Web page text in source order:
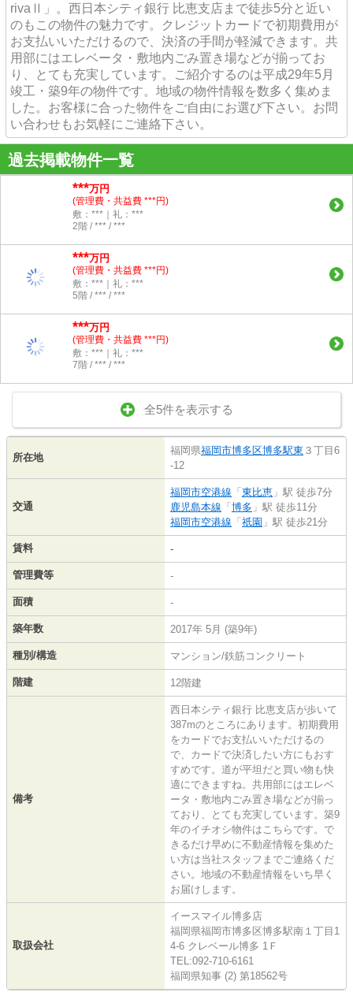
rivaⅡ」。西日本シティ銀行 比恵支店まで徒歩5分と近い
のもこの物件の魅力です。クレジットカードで初期費用が
お支払いいただけるので、決済の手間が軽減できます。共
用部にはエレベータ・敷地内ごみ置き場などが揃ってお
り、とても充実しています。ご紹介するのは平成29年5月
竣工・築9年の物件です。地域の物件情報を数多く集めま
した。お客様に合った物件をご自由にお選び下さい。お問
い合わせもお気軽にご連絡下さい。
過去掲載物件一覧
***万円
(管理費・共益費 ***円)
敷：***｜礼：***
2階 / *** / ***
***万円
(管理費・共益費 ***円)
敷：***｜礼：***
5階 / *** / ***
***万円
(管理費・共益費 ***円)
敷：***｜礼：***
7階 / *** / ***
全5件を表示する
所在地
福岡県福岡市博多区博多駅東 ３丁目6
-12
交通
福岡市空港線 「 東比恵 」駅 徒歩7分
鹿児島本線 「 博多 」駅 徒歩11分
福岡市空港線 「 祇園 」駅 徒歩21分
賃料 -
管理費等 -
面積 -
築年数 2017年 5月 (築9年)
種別/構造 マンション/鉄筋コンクリート
階建 12階建
備考
西日本シティ銀行 比恵支店が歩いて
387mのところにあります。初期費用
をカードでお支払いいただけるの
で、カードで決済したい方にもおす
すめです。道が平坦だと買い物も快
適にできますね。共用部にはエレベ
ータ・敷地内ごみ置き場などが揃っ
ており、とても充実しています。築9
年のイチオシ物件はこちらです。で
きるだけ早めに不動産情報を集めた
い方は当社スタッフまでご連絡くだ
さい。地域の不動産情報をいち早く
お届けします。
取扱会社
イースマイル博多店
福岡県福岡市博多区博多駅南１丁目1
4-6 クレベール博多 1Ｆ
TEL:092-710-6161
福岡県知事 (2) 第18562号